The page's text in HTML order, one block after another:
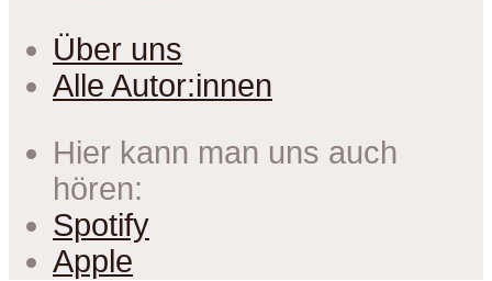
Über uns
Alle Autor:innen
Hier kann man uns auch
hören:
Spotify
Apple